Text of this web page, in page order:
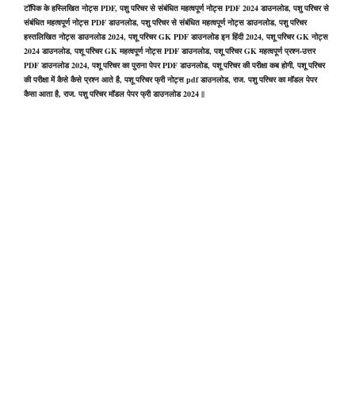
टॉपिक के हस्लिखित नोट्स PDF, पशु परिचर से संबंधित महत्वपूर्ण नोट्स PDF 2024 डाउनलोड, पशु परिचर से
संबंधित महत्वपूर्ण नोट्स PDF डाउनलोड, पशु परिचर से संबंधित महत्वपूर्ण नोट्स डाउनलोड, पशु परिचर
हस्तलिखित नोट्स डाउनलोड 2024, पशू परिचर GK PDF डाउनलोड इन हिंदी 2024, पशू परिचर GK नोट्स
2024 डाउनलोड, पशू परिचर GK महत्वपूर्ण नोट्स PDF डाउनलोड, पशू परिचर GK महत्वपूर्ण प्रश्न-उत्तर
PDF डाउनलोड 2024, पशू परिचर का पुराना पेपर PDF डाउनलोड, पशू परिचर की परीक्षा कब होगी, पशू परिचर
की परीक्षा में कैसे कैसे प्रश्न आते है, पशू परिचर फ्री नोट्स pdf डाउनलोड, राज. पशु परिचर का मॉडल पेपर
कैसा आता है, राज. पशु परिचर मॉडल पेपर फ्री डाउनलोड 2024 ||